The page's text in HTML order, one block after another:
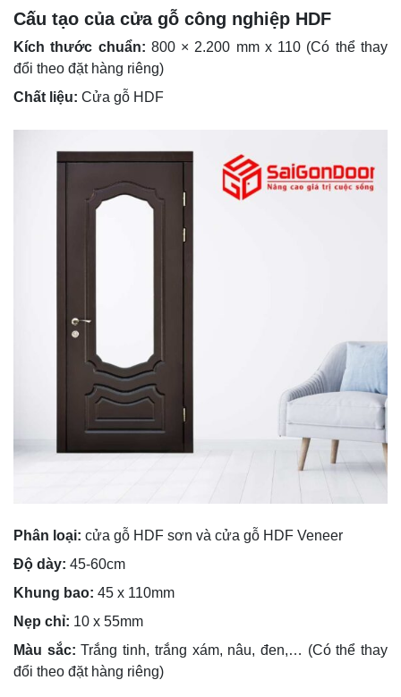
Cấu tạo của cửa gỗ công nghiệp HDF
Kích thước chuẩn: 800 × 2.200 mm x 110 (Có thể thay
đổi theo đặt hàng riêng)
Chất liệu: Cửa gỗ HDF
Phân loại: cửa gỗ HDF sơn và cửa gỗ HDF Veneer
Độ dày: 45-60cm
Khung bao: 45 x 110mm
Nẹp chỉ: 10 x 55mm
Màu sắc: Trắng tinh, trắng xám, nâu, đen,… (Có thể thay
đổi theo đặt hàng riêng)